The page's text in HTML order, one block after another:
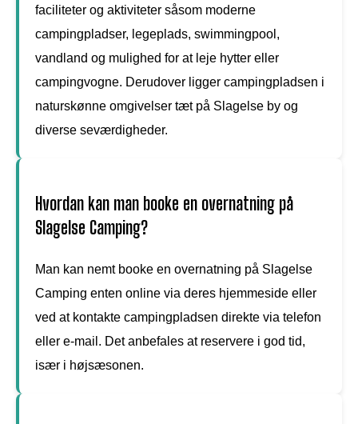
faciliteter og aktiviteter såsom moderne
campingpladser, legeplads, swimmingpool,
vandland og mulighed for at leje hytter eller
campingvogne. Derudover ligger campingpladsen i
naturskønne omgivelser tæt på Slagelse by og
diverse seværdigheder.
Hvordan kan man booke en overnatning på
Slagelse Camping?
Man kan nemt booke en overnatning på Slagelse
Camping enten online via deres hjemmeside eller
ved at kontakte campingpladsen direkte via telefon
eller e-mail. Det anbefales at reservere i god tid,
især i højsæsonen.